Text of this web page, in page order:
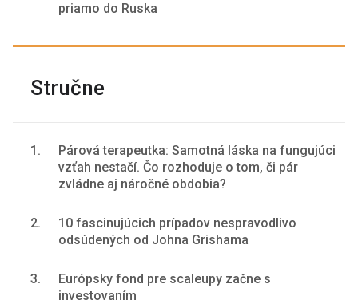
priamo do Ruska
Stručne
1.
Párová terapeutka: Samotná láska na fungujúci
vzťah nestačí. Čo rozhoduje o tom, či pár
zvládne aj náročné obdobia?
2.
10 fascinujúcich prípadov nespravodlivo
odsúdených od Johna Grishama
3.
Európsky fond pre scaleupy začne s
investovaním